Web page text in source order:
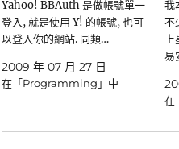
Yahoo! BBAuth 是做帳號單一
登入, 就是使用 Y! 的帳號, 也可
以登入你的網站. 同類…
2009 年 07 月 27 日
在「Programming」中
我
不
易
在